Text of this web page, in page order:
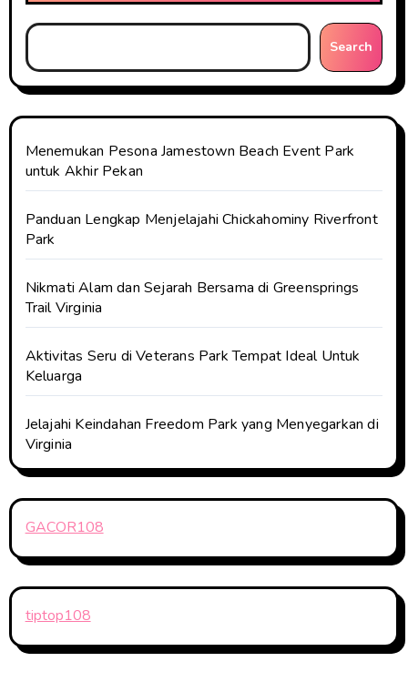
Search
Menemukan Pesona Jamestown Beach Event Park
untuk Akhir Pekan
Panduan Lengkap Menjelajahi Chickahominy Riverfront
Park
Nikmati Alam dan Sejarah Bersama di Greensprings
Trail Virginia
Aktivitas Seru di Veterans Park Tempat Ideal Untuk
Keluarga
Jelajahi Keindahan Freedom Park yang Menyegarkan di
Virginia
GACOR108
tiptop108